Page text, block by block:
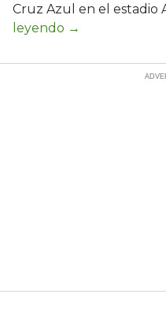
Cruz Azul en el estadio